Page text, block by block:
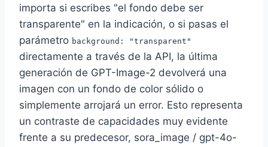
importa si escribes "el fondo debe ser
transparente" en la indicación, o si pasas el
parámetro background: "transparent"
directamente a través de la API, la última
generación de GPT-Image-2 devolverá una
imagen con un fondo de color sólido o
simplemente arrojará un error. Esto representa
un contraste de capacidades muy evidente
frente a su predecesor, sora_image / gpt-4o-